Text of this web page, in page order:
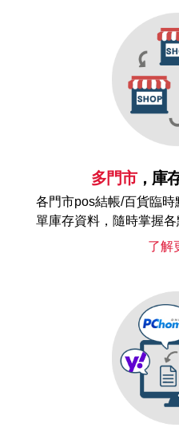
多門市，庫
各門市pos結帳/百貨臨
單庫存資料，隨時掌握各
了解